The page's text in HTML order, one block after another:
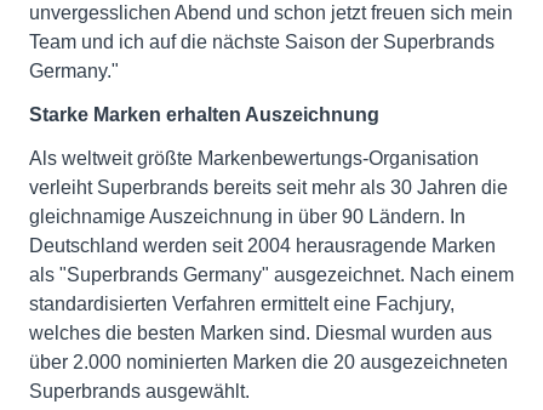
unvergesslichen Abend und schon jetzt freuen sich mein
Team und ich auf die nächste Saison der Superbrands
Germany."
Starke Marken erhalten Auszeichnung
Als weltweit größte Markenbewertungs-Organisation
verleiht Superbrands bereits seit mehr als 30 Jahren die
gleichnamige Auszeichnung in über 90 Ländern. In
Deutschland werden seit 2004 herausragende Marken
als "Superbrands Germany" ausgezeichnet. Nach einem
standardisierten Verfahren ermittelt eine Fachjury,
welches die besten Marken sind. Diesmal wurden aus
über 2.000 nominierten Marken die 20 ausgezeichneten
Superbrands ausgewählt.